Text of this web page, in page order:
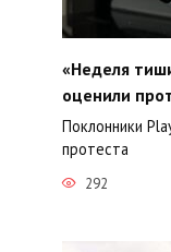
«Неделя
оценили
Поклонники
протеста
292